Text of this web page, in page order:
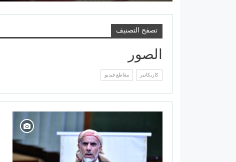
تصفح التصنيف
الصور
كاريكاتير مقاطع فيديو